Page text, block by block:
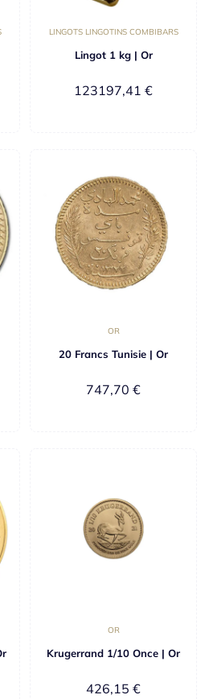
LINGOTS LINGOTINS COMBIBARS
Lingot 1 kg | Or
123197,41 €
OR
20 Francs Tunisie | Or
747,70 €
OR
Krugerrand 1/10 Once | Or
426,15 €